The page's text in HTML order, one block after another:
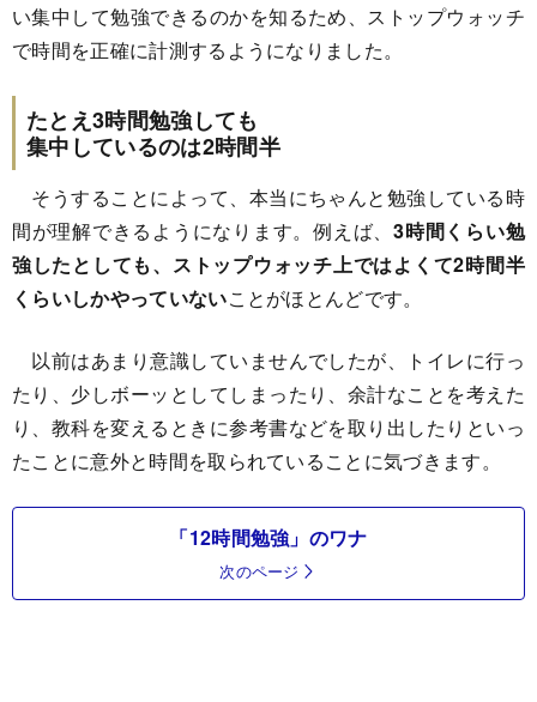
い集中して勉強できるのかを知るため、ストップウォッチ
で時間を正確に計測するようになりました。
たとえ3時間勉強しても
集中しているのは2時間半
そうすることによって、本当にちゃんと勉強している時
間が理解できるようになります。例えば、3時間くらい勉
強したとしても、ストップウォッチ上ではよくて2時間半
くらいしかやっていないことがほとんどです。
以前はあまり意識していませんでしたが、トイレに行っ
たり、少しボーッとしてしまったり、余計なことを考えた
り、教科を変えるときに参考書などを取り出したりといっ
たことに意外と時間を取られていることに気づきます。
「12時間勉強」のワナ
次のページ